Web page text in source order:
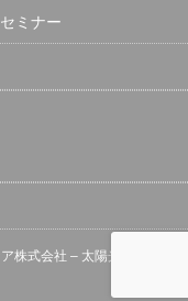
ミナー
株式会社 – 太陽光発電の保守